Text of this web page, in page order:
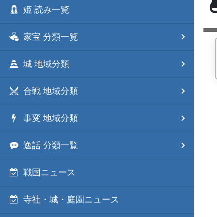
姫 読み一覧
家宝 分類一覧
城 地域分類
合戦 地域分類
事変 地域分類
逸話 分類一覧
戦国ニュース
寺社・城・庭園ニュース